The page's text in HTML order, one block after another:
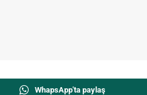
WhapsApp'ta paylaş